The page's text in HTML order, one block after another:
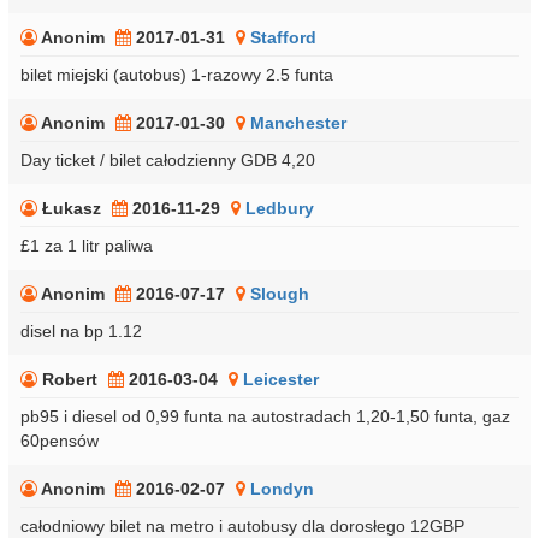
Anonim 2017-01-31
Stafford
bilet miejski (autobus) 1-razowy 2.5 funta
Anonim 2017-01-30
Manchester
Day ticket / bilet całodzienny GDB 4,20
Łukasz 2016-11-29
Ledbury
£1 za 1 litr paliwa
Anonim 2016-07-17
Slough
disel na bp 1.12
Robert 2016-03-04
Leicester
pb95 i diesel od 0,99 funta na autostradach 1,20-1,50 funta, gaz
60pensów
Anonim 2016-02-07
Londyn
całodniowy bilet na metro i autobusy dla dorosłego 12GBP